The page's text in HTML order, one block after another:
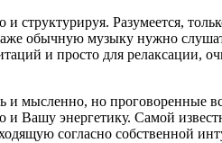
структурируя. Разумеется,
обычную музыку нужно
и просто для релаксации,
и мысленно, но проговоренные
и Вашу энергетику. Самой
согласно собственной